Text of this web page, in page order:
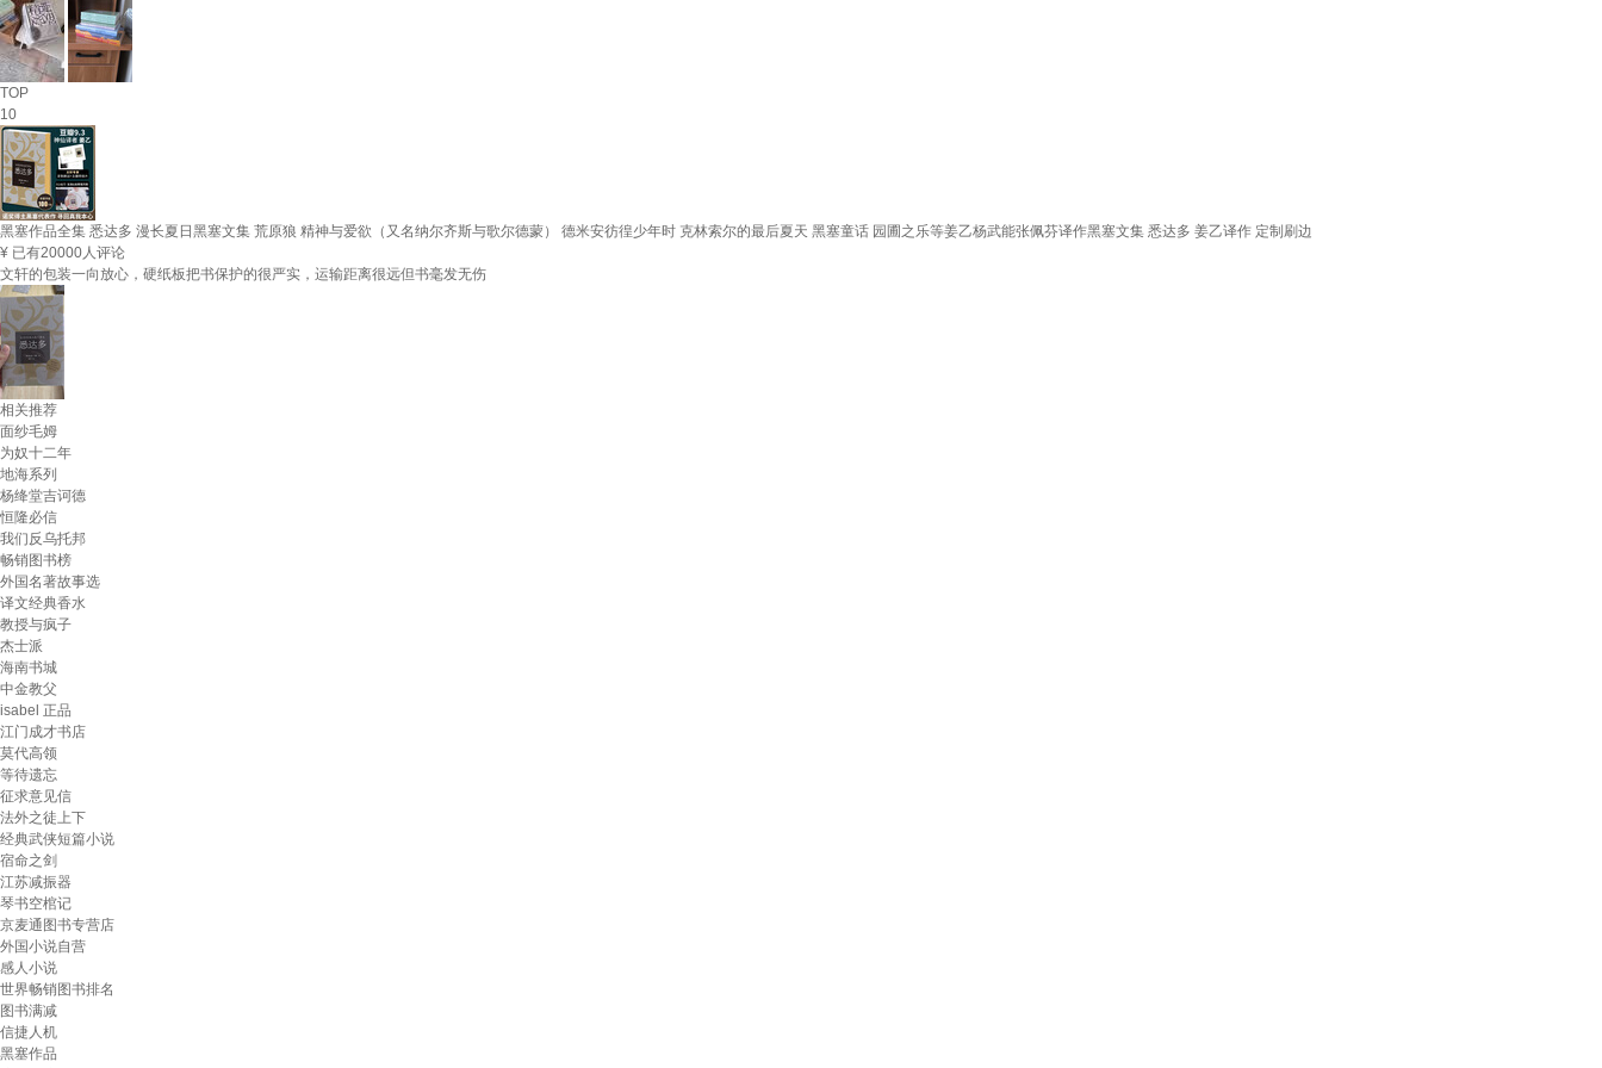
TOP
10
黑塞作品全集 悉达多 漫长夏日黑塞文集 荒原狼 精神与爱欲（又名纳尔齐斯与歌尔德蒙） 德米安彷徨少年时 克林索尔的最后夏天 黑塞童话 园圃之乐等姜乙杨武能张佩芬译作黑塞文集 悉达多 姜乙译作 定制刷边
¥ 已有20000人评论
文轩的包装一向放心，硬纸板把书保护的很严实，运输距离很远但书毫发无伤
相关推荐
面纱毛姆
为奴十二年
地海系列
杨绛堂吉诃德
恒隆必信
我们反乌托邦
畅销图书榜
外国名著故事选
译文经典香水
教授与疯子
杰士派
海南书城
中金教父
isabel 正品
江门成才书店
莫代高领
等待遗忘
征求意见信
法外之徒上下
经典武侠短篇小说
宿命之剑
江苏减振器
琴书空棺记
京麦通图书专营店
外国小说自营
感人小说
世界畅销图书排名
图书满减
信捷人机
黑塞作品